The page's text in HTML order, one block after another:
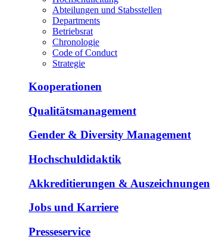
Abteilungen und Stabsstellen
Departments
Betriebsrat
Chronologie
Code of Conduct
Strategie
Kooperationen
Qualitätsmanagement
Gender & Diversity Management
Hochschuldidaktik
Akkreditierungen & Auszeichnungen
Jobs und Karriere
Presseservice